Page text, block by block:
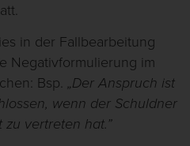
in der Fallbearbeitung
Negativformulierung im
Bsp. „Der Anspruch ist
wenn der Schuldner
vertreten hat.”